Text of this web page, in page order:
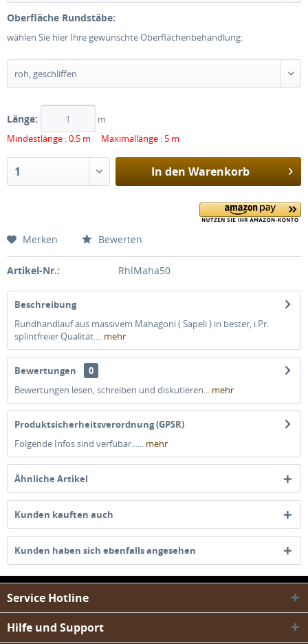
Oberfläche Rundstäbe:
wählen Sie hier Ihre gewünschte Oberflächenbehandlung:
Länge:
m
Mindestlänge : 0.5 m Maximallänge : 5 m
In den Warenkorb
Merken Bewerten
Artikel-Nr.: RhlMaha50
Beschreibung
Rundhandlauf aus massivem Mahagoni ( Sapeli ) in bester, i.Pr.
splintfreier Qualität.... mehr
Bewertungen
0
Bewertungen lesen, schreiben und diskutieren... mehr
Produktsicherheitsverordnung (GPSR)
Folgende Infos sind verfübar...... mehr
Ähnliche Artikel
Kunden kauften auch
Kunden haben sich ebenfalls angesehen
Service Hotline
Hilfe und Support